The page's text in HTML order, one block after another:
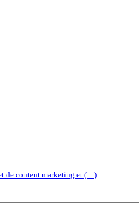
de content marketing et (…)